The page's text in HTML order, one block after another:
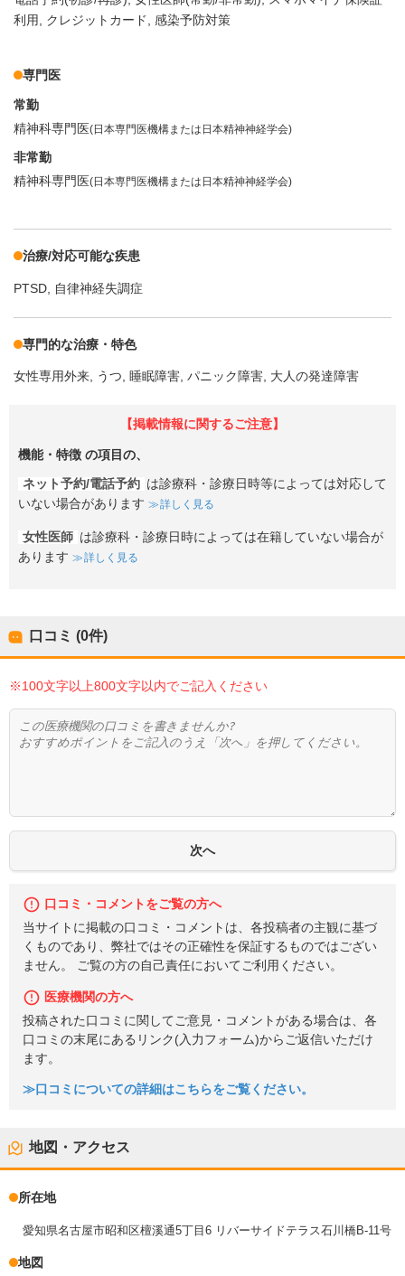
利用
クレジットカード 感染予防対策
専門医
常勤
精神科専門医(日本専門医機構または日本精神神経学会)
非常勤
精神科専門医(日本専門医機構または日本精神神経学会)
治療/対応可能な疾患
PTSD 自律神経失調症
専門的な治療・特色
女性専用外来 うつ 睡眠障害 パニック障害 大人の発達障害
【掲載情報に関するご注意】
機能・特徴 の項目の、
ネット予約/電話予約 は診療科・診療日時等によっては対応して
いない場合があります
詳しく見る
女性医師 は診療科・診療日時によっては在籍していない場合が
あります
詳しく見る
口コミ (0件)
※100文字以上800文字以内でご記入ください
口コミ・コメントをご覧の方へ
当サイトに掲載の口コミ・コメントは、各投稿者の主観に基づ
くものであり、弊社ではその正確性を保証するものではござい
ません。 ご覧の方の自己責任においてご利用ください。
医療機関の方へ
投稿された口コミに関してご意見・コメントがある場合は、各
口コミの末尾にあるリンク(入力フォーム)からご返信いただけ
ます。
≫口コミについての詳細はこちらをご覧ください。
地図・アクセス
所在地
愛知県名古屋市昭和区檀溪通5丁目6 リバーサイドテラス石川橋B-11号
地図